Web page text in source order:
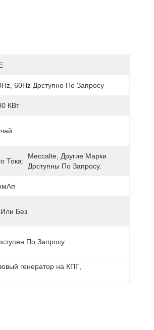
60Hz Доступно По Запросу
КВт
Тока:
Meccalte, Другие Марки
Доступны По Запросу.
Без
По Запросу
генератор на КПГ